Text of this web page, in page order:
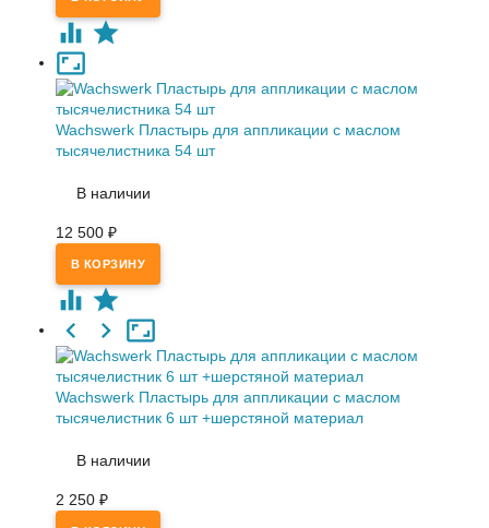
Waсhswerk Пластырь для аппликации с маслом
тысячелистника 54 шт
В наличии
12 500 ₽
Wachswerk Пластырь для аппликации с маслом
тысячелистник 6 шт +шерстяной материал
В наличии
2 250 ₽